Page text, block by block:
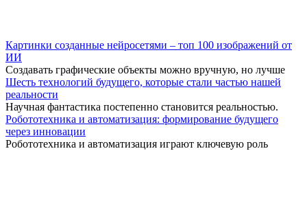
Картинки созданные нейросетями – топ 100 изображений от
ИИ
Создавать графические объекты можно вручную, но лучше
Шесть технологий будущего, которые стали частью нашей
реальности
Научная фантастика постепенно становится реальностью.
Робототехника и автоматизация: формирование будущего
через инновации
Робототехника и автоматизация играют ключевую роль